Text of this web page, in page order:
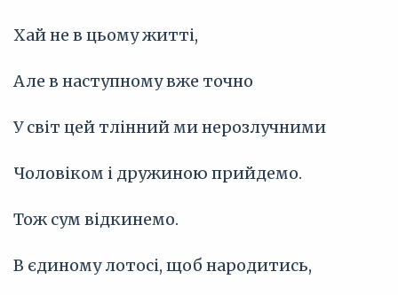
Хай не в цьому житті,
Але в наступному вже точно
У світ цей тлінний ми нерозлучними
Чоловіком і дружиною прийдемо.
Тож сум відкинемо.
В єдиному лотосі, щоб народитись,